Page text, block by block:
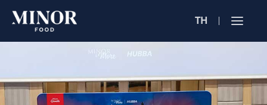
Jobs
ค้นหาจากลักษณะ
TH